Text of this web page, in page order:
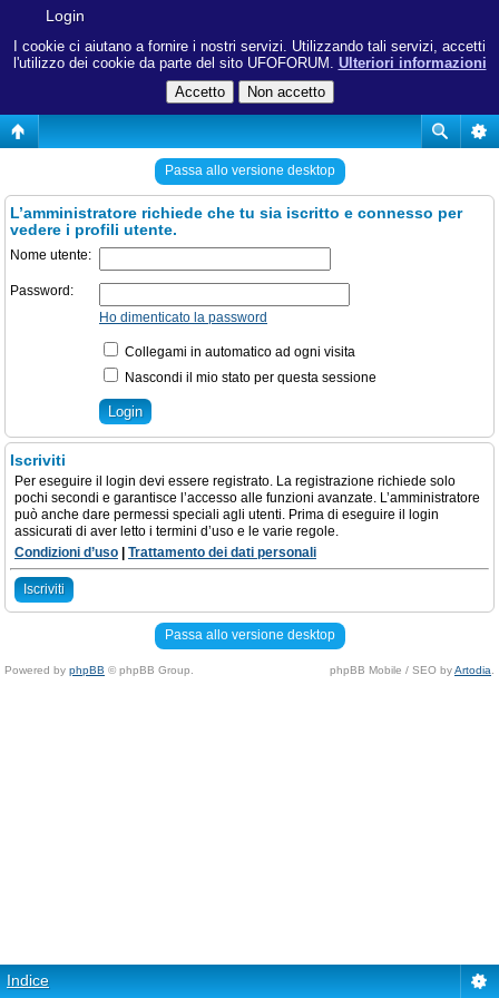
I cookie ci aiutano a fornire i nostri servizi. Utilizzando tali servizi, accetti
l'utilizzo dei cookie da parte del sito UFOFORUM. Ulteriori informazioni
Login
Passa allo versione desktop
L’amministratore richiede che tu sia iscritto e connesso per
vedere i profili utente.
Nome utente:
Password:
Ho dimenticato la password
Collegami in automatico ad ogni visita
Nascondi il mio stato per questa sessione
Iscriviti
Per eseguire il login devi essere registrato. La registrazione richiede solo
pochi secondi e garantisce l’accesso alle funzioni avanzate. L’amministratore
può anche dare permessi speciali agli utenti. Prima di eseguire il login
assicurati di aver letto i termini d’uso e le varie regole.
Condizioni d’uso
Trattamento dei dati personali
Iscriviti
Passa allo versione desktop
Powered by phpBB © phpBB Group. phpBB Mobile / SEO byArtodia
Indice